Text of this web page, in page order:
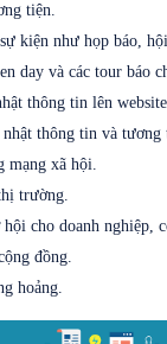
tiện.
kiện như họp báo,
day và các tour báo
thông tin lên
nhật thông tin và
mạng xã hội.
trường.
cho doanh nghiệp,
đồng.
hoảng.